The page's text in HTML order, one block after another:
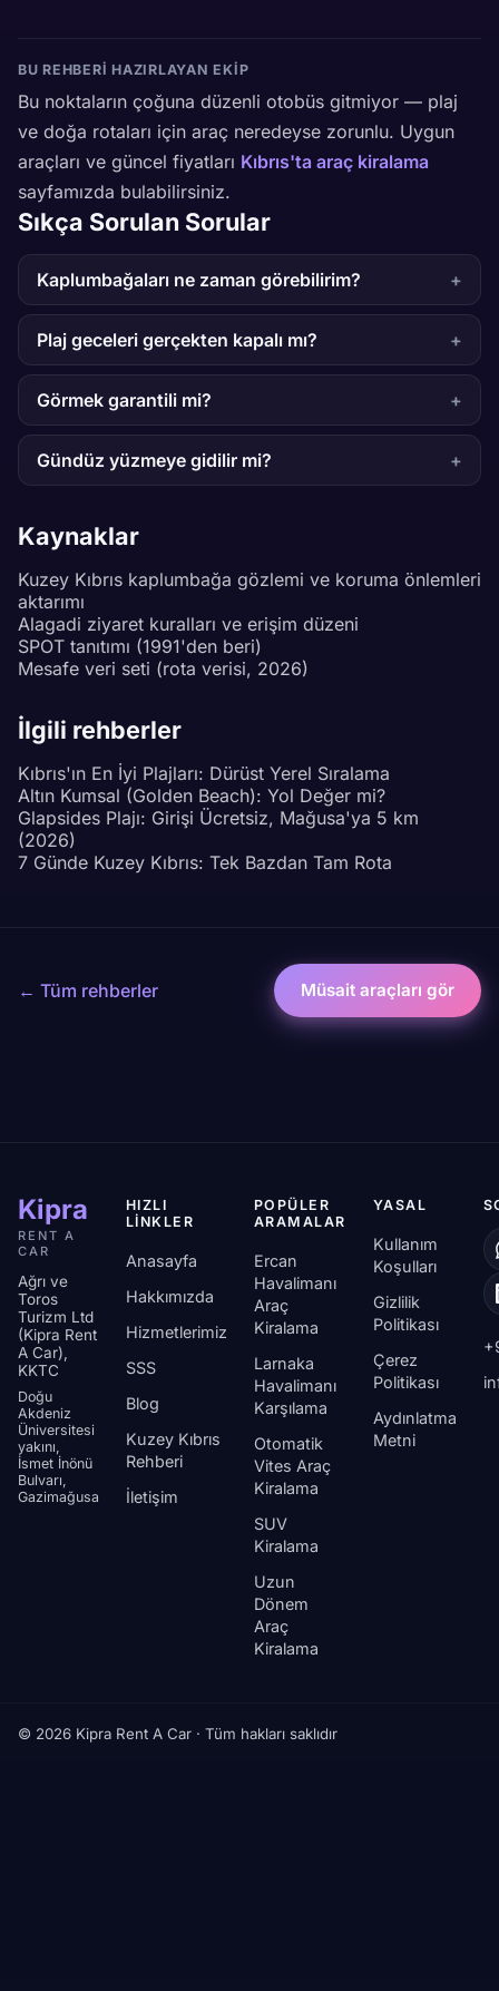
BU REHBERI HAZIRLAYAN EKIP
Bu noktaların çoğuna düzenli otobüs gitmiyor — plaj
ve doğa rotaları için araç neredeyse zorunlu. Uygun
araçları ve güncel fiyatları Kıbrıs'ta araç kiralama
sayfamızda bulabilirsiniz.
Sıkça Sorulan Sorular
Kaplumbağaları ne zaman görebilirim?
Plaj geceleri gerçekten kapalı mı?
Görmek garantili mi?
Gündüz yüzmeye gidilir mi?
Kaynaklar
Kuzey Kıbrıs kaplumbağa gözlemi ve koruma önlemleri
aktarımı
Alagadi ziyaret kuralları ve erişim düzeni
SPOT tanıtımı (1991'den beri)
Mesafe veri seti (rota verisi, 2026)
İlgili rehberler
Kıbrıs'ın En İyi Plajları: Dürüst Yerel Sıralama
Altın Kumsal (Golden Beach): Yol Değer mi?
Glapsides Plajı: Girişi Ücretsiz, Mağusa'ya 5 km
(2026)
7 Günde Kuzey Kıbrıs: Tek Bazdan Tam Rota
← Tüm rehberler Müsait araçları gör
Kipra
RENT A
CAR
Ağrı ve
Toros
Turizm Ltd
(Kipra Rent
A Car),
KKTC
Doğu
Akdeniz
Üniversitesi
yakını,
İsmet İnönü
Bulvarı,
Gazimağusa
HIZLI
LINKLER
Anasayfa
Hakkımızda
Hizmetlerimiz
SSS
Blog
Kuzey Kıbrıs
Rehberi
İletişim
POPÜLER
ARAMALAR
Ercan
Havalimanı
Araç
Kiralama
Larnaka
Havalimanı
Karşılama
Otomatik
Vites Araç
Kiralama
SUV
Kiralama
Uzun
Dönem
Araç
Kiralama
YASAL
Kullanım
Koşulları
Gizlilik
Politikası
Çerez
Politikası
Aydınlatma
Metni
© 2026 Kipra Rent A Car · Tüm hakları saklıdır